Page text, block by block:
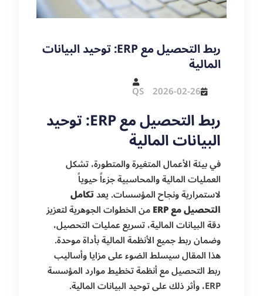
ربط التحصيل مع ERP: توحيد البيانات
المالية
2026-02-26
QS
ربط التحصيل مع ERP: توحيد
البيانات المالية
في بيئة الأعمال المتغيرة والمتطورة، تشكل
العمليات المالية والمحاسبية جزءاً حيوياً
لاستمرارية ونجاح المؤسسات. يعدتكامل
التحصيل مع ERP
من الخطوات الجوهرية لتعزيز
دقة البيانات المالية، تسريع عمليات التحصيل،
وضمان ربط جميع الأنظمة المالية بأداة موحدة.
هذا المقال سيسلط الضوء على مزايا وأساليب
ربط التحصيل مع أنظمة تخطيط موارد المؤسسة
ERP، وأثر ذلك على توحيد البيانات المالية.